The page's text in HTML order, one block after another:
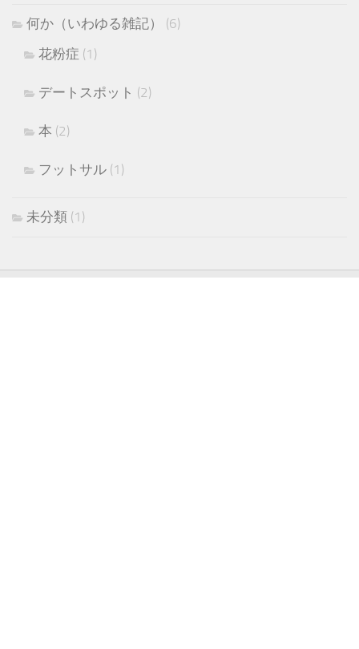
何か（いわゆる雑記）
(6)
花粉症 (1)
デートスポット (2)
本 (2)
フットサル (1)
未分類 (1)